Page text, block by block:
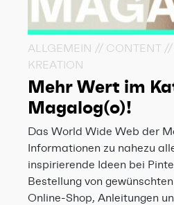
ALLGEMEIN // CONTENT
KREATION
Mehr Wert im
Magalog(o)!
Das World Wide Web der
Informationen zu nahezu
inspirierende Ideen bei
Bestellung von
Online-Shop, Anleitungen